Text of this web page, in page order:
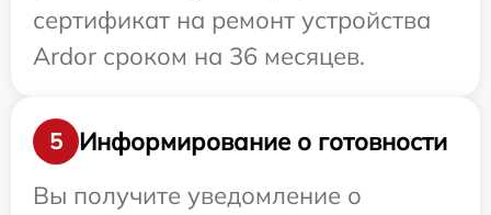
сертификат на ремонт устройства
Ardor сроком на 36 месяцев.
5
Информирование о готовности
Вы получите уведомление о